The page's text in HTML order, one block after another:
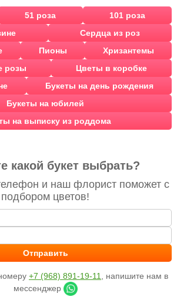
51 роза
101 роза
Сердца из роз
Пионы
Хризантемы
розы
Цветы в коробке
Букеты на день рождения
Букеты на юбилей
на выписку из роддома
какой букет выбрать?
и наш флорист поможет с
подбором цветов!
+7 (968) 891-19-11
, напишите нам в
мессенджер